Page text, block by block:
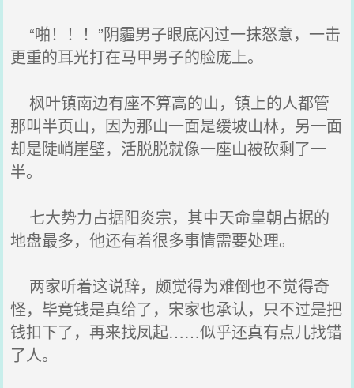
“啪！！！”阴霾男子眼底闪过一抹怒意，一击
更重的耳光打在马甲男子的脸庞上。
枫叶镇南边有座不算高的山，镇上的人都管
那叫半页山，因为那山一面是缓坡山林，另一面
却是陡峭崖壁，活脱脱就像一座山被砍剩了一
半。
七大势力占据阳炎宗，其中天命皇朝占据的
地盘最多，他还有着很多事情需要处理。
两家听着这说辞，颇觉得为难倒也不觉得奇
怪，毕竟钱是真给了，宋家也承认，只不过是把
钱扣下了，再来找凤起……似乎还真有点儿找错
了人。